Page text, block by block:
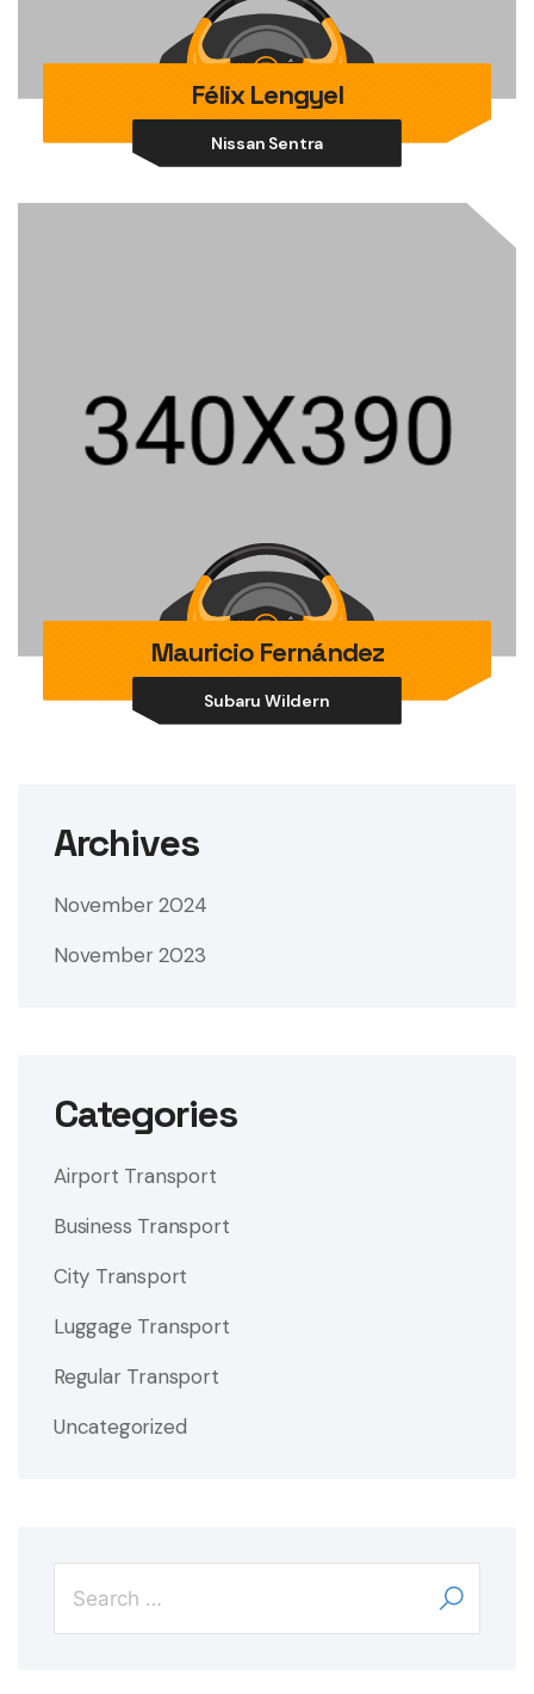
Félix Lengyel
Nissan Sentra
Mauricio Fernández
Subaru Wildern
Archives
November 2024
November 2023
Categories
Airport Transport
Business Transport
City Transport
Luggage Transport
Regular Transport
Uncategorized